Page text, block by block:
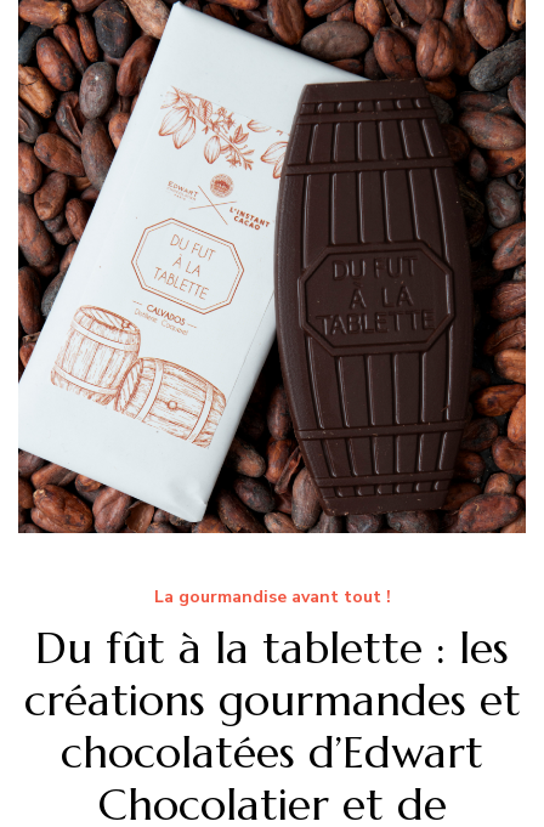
La gourmandise avant tout !
Du fût à la tablette : les
créations gourmandes et
chocolatées d’Edwart
Chocolatier et de